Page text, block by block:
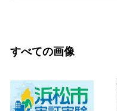
すべての画像